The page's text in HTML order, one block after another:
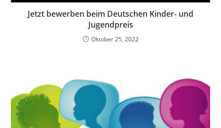
Jetzt bewerben beim Deutschen Kinder- und
Jugendpreis
Oktober 25, 2022